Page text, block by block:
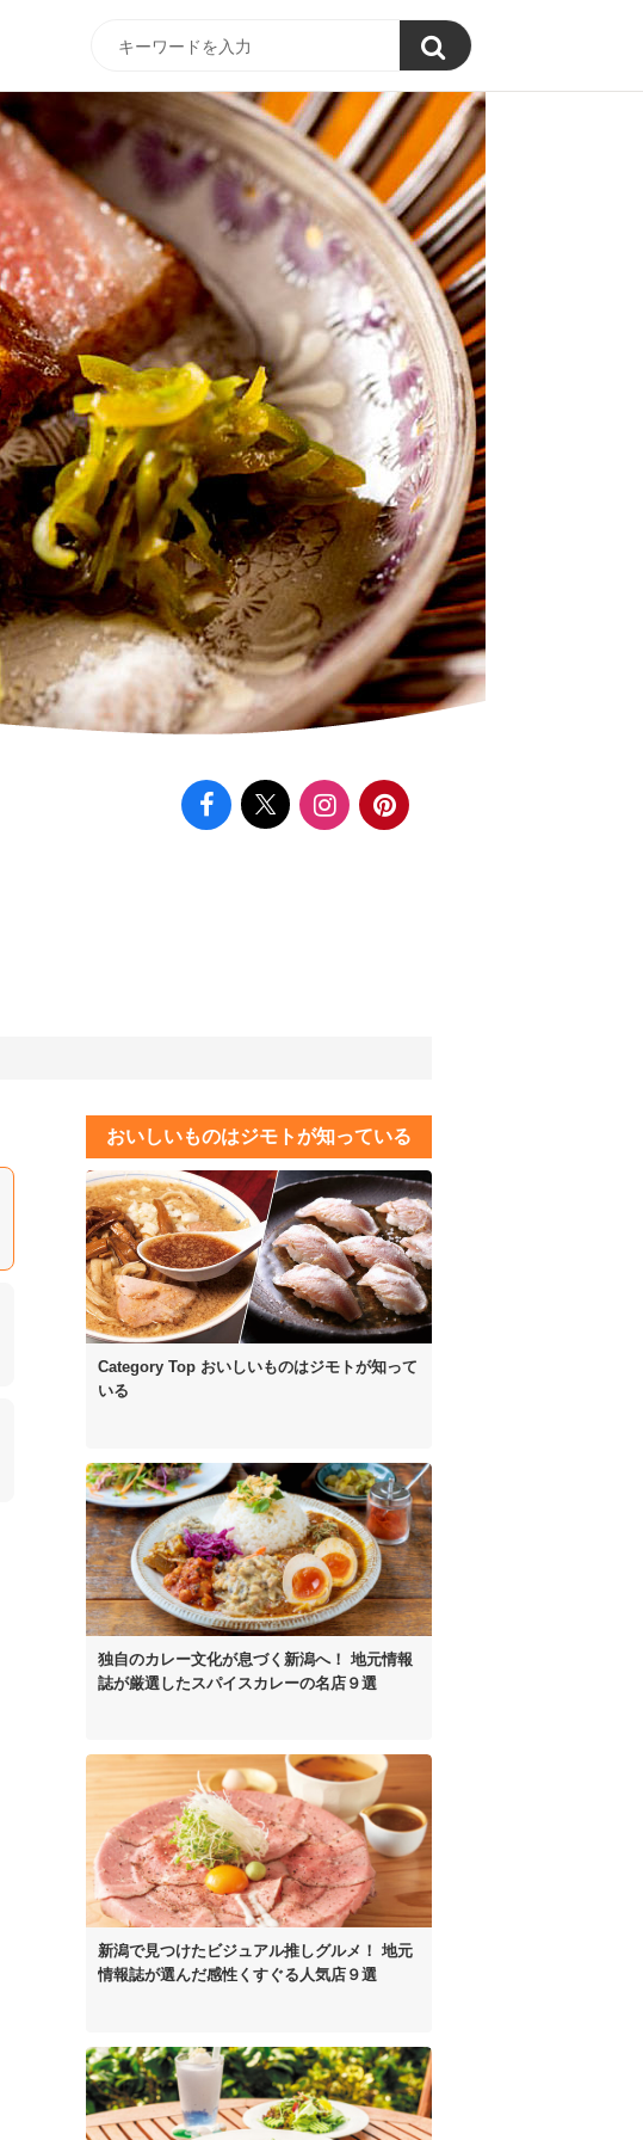
おいしいものはジモトが知っている
Category Top おいしいものはジモトが知って
いる
独自のカレー文化が息づく新潟へ！ 地元情報
誌が厳選した スパイスカレーの名店９選
新潟で見つけた ビジュアル推しグルメ！ 地元
情報誌が選んだ感性くすぐる人気店９選